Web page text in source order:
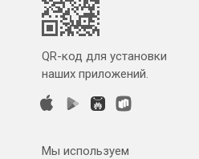
QR-код для установки
наших приложений.
Мы используем